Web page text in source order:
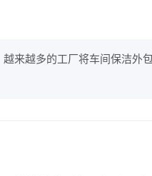
来越多的工厂将车间保洁外